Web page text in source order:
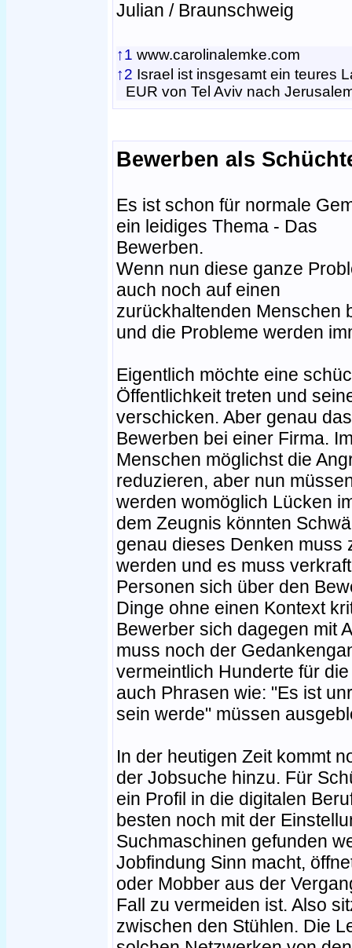
Julian / Braunschweig
↑1 www.carolinalemke.com
↑2 Israel ist insgesamt ein teures
EUR von Tel Aviv nach
Bewerben als
Es ist schon für normale
ein leidiges Thema - Das
Bewerben.
Wenn nun diese ganze
auch noch auf einen
zurückhaltenden Menschen
und die Probleme werden
Eigentlich möchte eine
Öffentlichkeit treten und
verschicken. Aber genau
Bewerben bei einer Firma.
Menschen möglichst die
reduzieren, aber nun
werden womöglich Lücken
dem Zeugnis könnten
genau dieses Denken
werden und es muss
Personen sich über den
Dinge ohne einen Kontext
Bewerber sich dagegen mit
muss noch der
vermeintlich Hunderte für
auch Phrasen wie: "Es ist
sein werde" müssen
In der heutigen Zeit kommt
der Jobsuche hinzu. Für
ein Profil in die digitalen
besten noch mit der
Suchmaschinen gefunden
Jobfindung Sinn macht,
oder Mobber aus der
Fall zu vermeiden ist. Also
zwischen den Stühlen. Die